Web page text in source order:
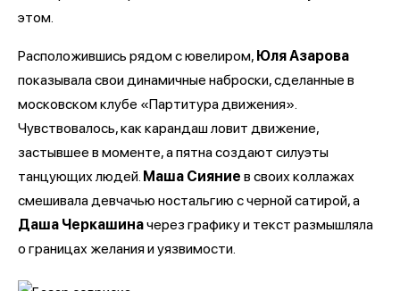
этом.
Расположившись рядом с ювелиром, Юля Азарова
показывала свои динамичные наброски, сделанные в
московском клубе «Партитура движения».
Чувствовалось, как карандаш ловит движение,
застывшее в моменте, а пятна создают силуэты
танцующих людей. Маша Сияние в своих коллажах
смешивала девчачью ностальгию с черной сатирой, а
Даша Черкашиначерез графику и текст размышляла
о границах желания и уязвимости.